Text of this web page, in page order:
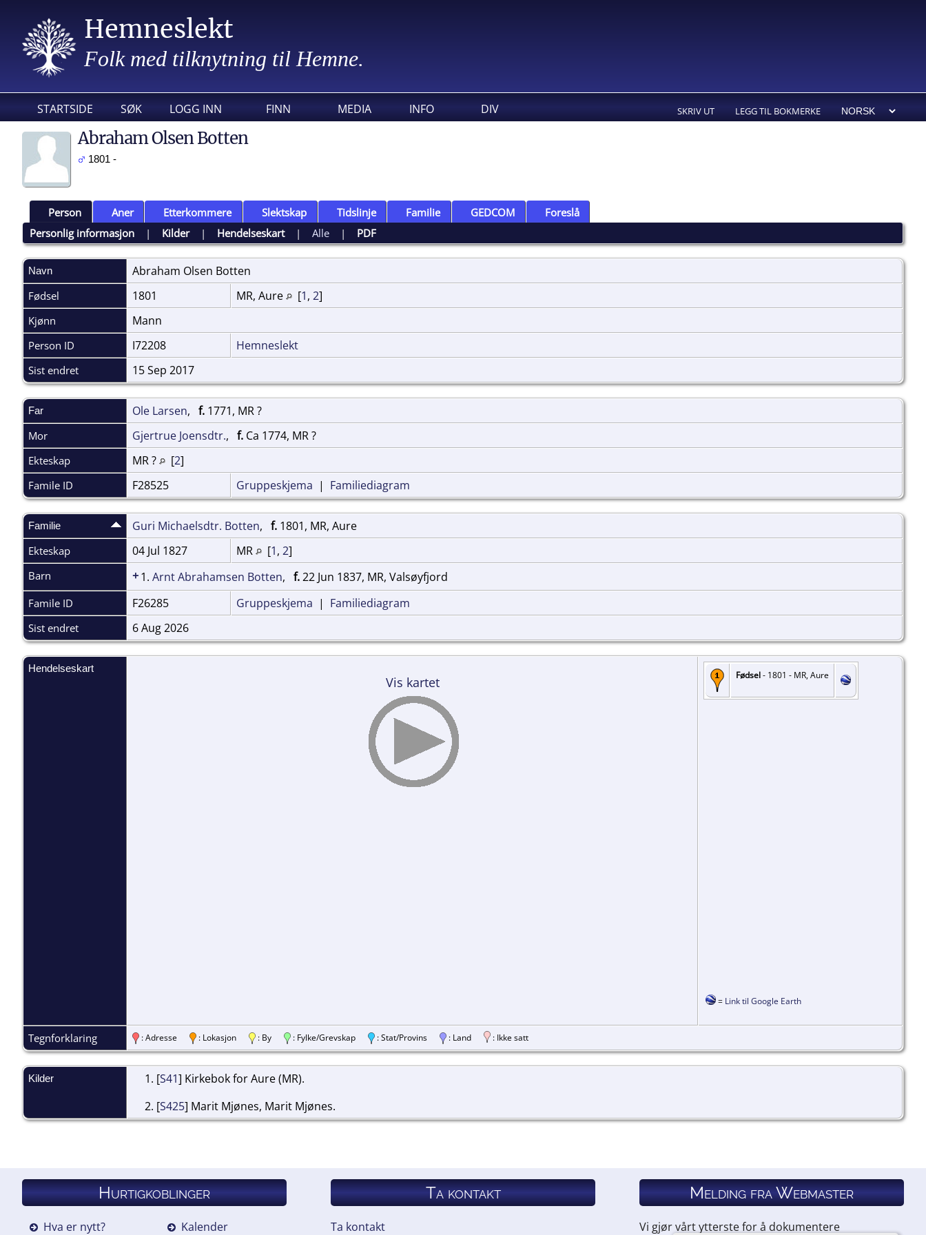
Hemneslekt
Folk med tilknytning til Hemne.
STARTSIDE SØK LOGG INN FINN MEDIA INFO DIV SKRIV UT LEGG TIL BOKMERKE
Abraham Olsen Botten
1801 -
Person Aner Etterkommere Slektskap Tidslinje Familie GEDCOM
Foreslå
Personlig informasjon | Kilder| Hendelseskart|Alle | PDF
Navn Abraham Olsen Botten
Fødsel 1801 MR, Aure [1, 2]
Kjønn Mann
Person ID I72208 Hemneslekt
Sist endret 15 Sep 2017
Far Ole Larsen, f. 1771, MR ?
Mor Gjertrue Joensdtr., f. Ca 1774, MR ?
Ekteskap MR ? [2]
Famile ID F28525 Gruppeskjema | Familiediagram
Familie Guri Michaelsdtr. Botten, f. 1801, MR, Aure
Ekteskap 04 Jul 1827 MR [1, 2]
Barn +1. Arnt Abrahamsen Botten, f.22 Jun 1837, MR, Valsøyfjord
Famile ID F26285 Gruppeskjema | Familiediagram
Sist endret 6 Aug 2026
Hendelseskart
Vis kartet Fødsel- 1801 - MR, Aure
= Link til Google Earth
Tegnforklaring : Adresse : Lokasjon : By : Fylke/Grevskap : Stat/Provins : Land : Ikke satt
Kilder [S41] Kirkebok for Aure (MR).
[S425] Marit Mjønes, Marit Mjønes.
Hurtigkoblinger
Hva er nytt?
Kalender
Ta kontakt
Ta kontakt
Melding fra Webmaster
Vi gjør vårt ytterste for å dokumentere